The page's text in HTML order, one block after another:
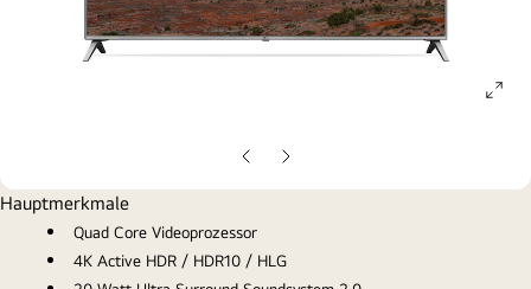
Vorherige
Folie
Nächste
Folie
Hauptmerkmale
Quad Core Videoprozessor
4K Active HDR / HDR10 / HLG